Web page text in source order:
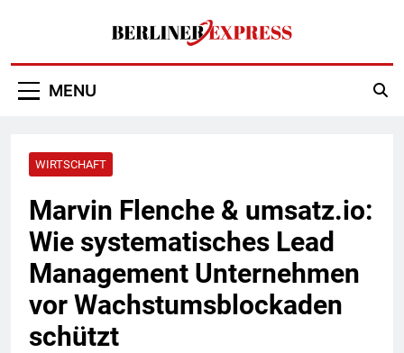
Berliner Express
MENU
WIRTSCHAFT
Marvin Flenche & umsatz.io:
Wie systematisches Lead
Management Unternehmen
vor Wachstumsblockaden
schützt